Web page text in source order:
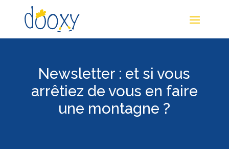
Newsletter : et si vous
arrêtiez de vous en faire
une montagne ?